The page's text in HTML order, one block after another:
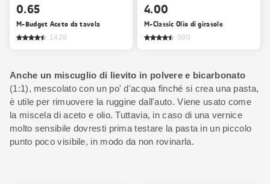
0.65
M-Budget Aceto da tavola
1428
4.00
M-Classic Olio di girasole
980
Anche un miscuglio di lievito in polvere e bicarbonato
(1:1), mescolato con un po' d'acqua finché si crea una pasta,
è utile per rimuovere la ruggine dall'auto. Viene usato come
la miscela di aceto e olio. Tuttavia, in caso di una vernice
molto sensibile dovresti prima testare la pasta in un piccolo
punto poco visibile, in modo da non rovinarla.